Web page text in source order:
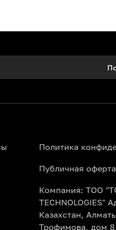
шеф-повар.
ваших талантов.
для детей подарит
портале Topbilet.kz.
картой. Электронный
уже включены все
приходите,
Политика
Публичная оферта
Компания: ТОО
TECHNOLOGIES"
Казахстан,
Трофимова, дом